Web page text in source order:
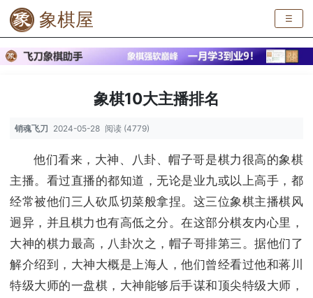
象棋屋 ☰
象棋10大主播排名
销魂飞刀 2024-05-28 阅读 (4779)
他们看来，大神、八卦、帽子哥是棋力很高的象棋
主播。看过直播的都知道，无论是业九或以上高手，都
经常被他们三人砍瓜切菜般拿捏。这三位象棋主播棋风
迥异，并且棋力也有高低之分。在这部分棋友内心里，
大神的棋力最高，八卦次之，帽子哥排第三。据他们了
解介绍到，大神大概是上海人，他们曾经看过他和蒋川
特级大师的一盘棋，大神能够后手谋和顶尖特级大师，